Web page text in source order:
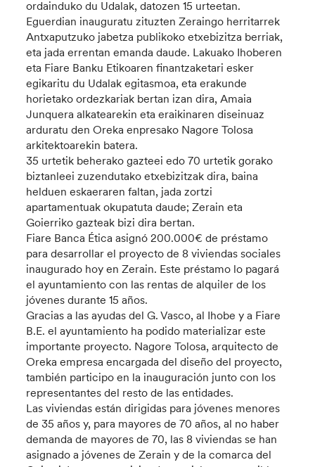
ordainduko du Udalak, datozen 15 urteetan.
Eguerdian inauguratu zituzten Zeraingo herritarrek
Antxaputzuko jabetza publikoko etxebizitza berriak,
eta jada errentan emanda daude. Lakuako Ihoberen
eta Fiare Banku Etikoaren finantzaketari esker
egikaritu du Udalak egitasmoa, eta erakunde
horietako ordezkariak bertan izan dira, Amaia
Junquera alkatearekin eta eraikinaren diseinuaz
arduratu den Oreka enpresako Nagore Tolosa
arkitektoarekin batera.
35 urtetik beherako gazteei edo 70 urtetik gorako
biztanleei zuzendutako etxebizitzak dira, baina
helduen eskaeraren faltan, jada zortzi
apartamentuak okupatuta daude; Zerain eta
Goierriko gazteak bizi dira bertan.
Fiare Banca Ética asignó 200.000€ de préstamo
para desarrollar el proyecto de 8 viviendas sociales
inaugurado hoy en Zerain. Este préstamo lo pagará
el ayuntamiento con las rentas de alquiler de los
jóvenes durante 15 años.
Gracias a las ayudas del G. Vasco, al Ihobe y a Fiare
B.E. el ayuntamiento ha podido materializar este
importante proyecto. Nagore Tolosa, arquitecto de
Oreka empresa encargada del diseño del proyecto,
también participo en la inauguración junto con los
representantes del resto de las entidades.
Las viviendas están dirigidas para jóvenes menores
de 35 años y, para mayores de 70 años, al no haber
demanda de mayores de 70, las 8 viviendas se han
asignado a jóvenes de Zerain y de la comarca del